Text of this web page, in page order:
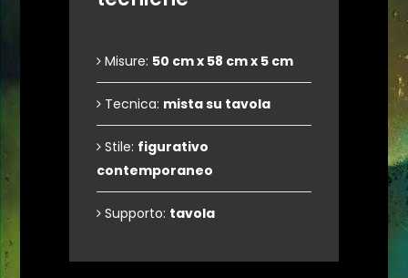
Misure: 50 cm x 58 cm x 5 cm
Tecnica: mista su tavola
Stile: figurativo
contemporaneo
Supporto: tavola